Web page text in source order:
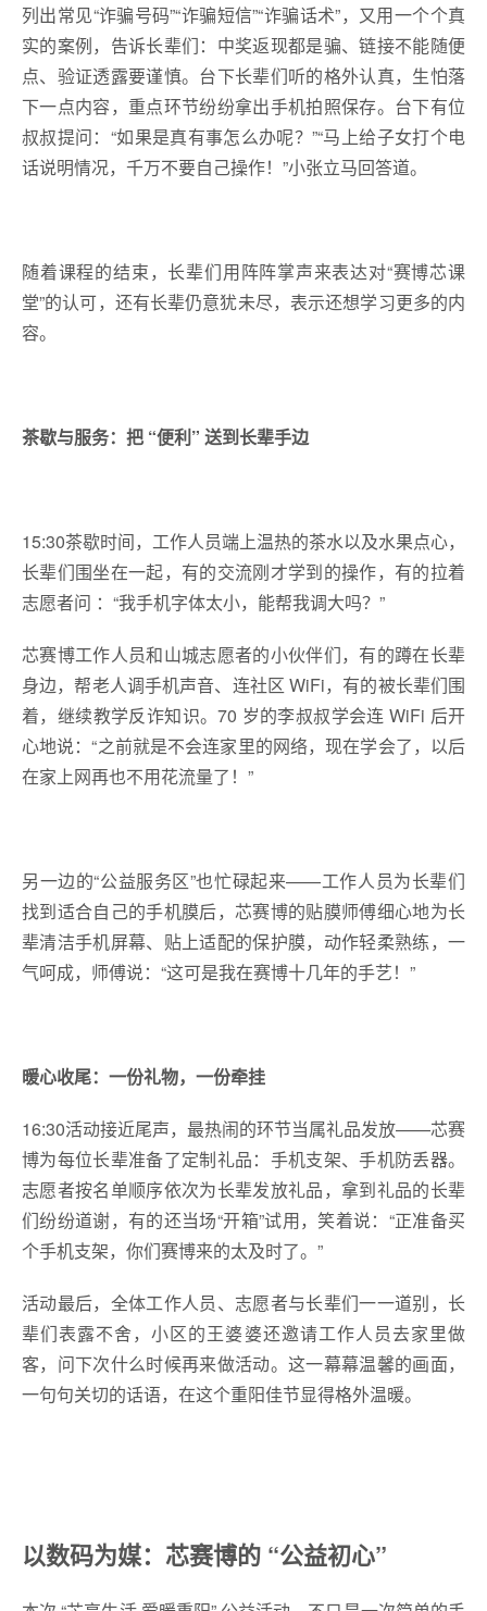
列出常见“诈骗号码”“诈骗短信”“诈骗话术”，又用一个个真
实的案例，告诉长辈们：中奖返现都是骗、链接不能随便
点、验证透露要谨慎。台下长辈们听的格外认真，生怕落
下一点内容，重点环节纷纷拿出手机拍照保存。台下有位
叔叔提问：“如果是真有事怎么办呢？”“马上给子女打个电
话说明情况，千万不要自己操作！”小张立马回答道。
随着课程的结束，长辈们用阵阵掌声来表达对“赛博芯课
堂”的认可，还有长辈仍意犹未尽，表示还想学习更多的内
容。
茶歇与服务：把 “便利” 送到长辈手边
15:30茶歇时间，工作人员端上温热的茶水以及水果点心，
长辈们围坐在一起，有的交流刚才学到的操作，有的拉着
志愿者问 ：“我手机字体太小，能帮我调大吗？”
芯赛博工作人员和山城志愿者的小伙伴们，有的蹲在长辈
身边，帮老人调手机声音、连社区 WiFi，有的被长辈们围
着，继续教学反诈知识。70 岁的李叔叔学会连 WiFi 后开
心地说：“之前就是不会连家里的网络，现在学会了，以后
在家上网再也不用花流量了！”
另一边的“公益服务区”也忙碌起来——工作人员为长辈们
找到适合自己的手机膜后，芯赛博的贴膜师傅细心地为长
辈清洁手机屏幕、贴上适配的保护膜，动作轻柔熟练，一
气呵成，师傅说：“这可是我在赛博十几年的手艺！”
暖心收尾：一份礼物，一份牵挂
16:30活动接近尾声，最热闹的环节当属礼品发放——芯赛
博为每位长辈准备了定制礼品：手机支架、手机防丢器。
志愿者按名单顺序依次为长辈发放礼品，拿到礼品的长辈
们纷纷道谢，有的还当场“开箱”试用，笑着说：“正准备买
个手机支架，你们赛博来的太及时了。”
活动最后，全体工作人员、志愿者与长辈们一一道别，长
辈们表露不舍，小区的王婆婆还邀请工作人员去家里做
客，问下次什么时候再来做活动。这一幕幕温馨的画面，
一句句关切的话语，在这个重阳佳节显得格外温暖。
以数码为媒：芯赛博的 “公益初心”